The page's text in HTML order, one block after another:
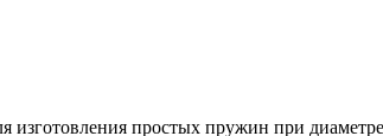
изготовления простых пружин при